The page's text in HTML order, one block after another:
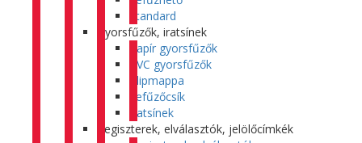
Standard
Gyorsfűzők, iratsínek
Papír gyorsfűzők
PVC gyorsfűzők
Klipmappa
Lefűzőcsík
Iratsínek
Regiszterek, elválasztók, jelölőcímkék